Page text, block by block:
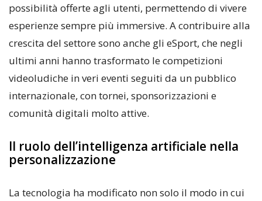
possibilità offerte agli utenti, permettendo di vivere
esperienze sempre più immersive. A contribuire alla
crescita del settore sono anche gli eSport, che negli
ultimi anni hanno trasformato le competizioni
videoludiche in veri eventi seguiti da un pubblico
internazionale, con tornei, sponsorizzazioni e
comunità digitali molto attive.
Il ruolo dell’intelligenza artificiale nella
personalizzazione
La tecnologia ha modificato non solo il modo in cui